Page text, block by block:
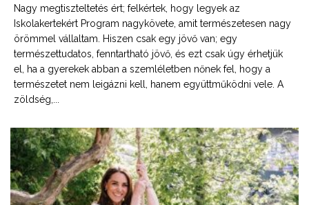
Nagy megtiszteltetés ért; felkértek, hogy legyek az
Iskolakertekért Program nagykövete, amit természetesen nagy
örömmel vállaltam. Hiszen csak egy jövő van; egy
természettudatos, fenntartható jövő, és ezt csak úgy érhetjük
el, ha a gyerekek abban a szemléletben nőnek fel, hogy a
természetet nem leigázni kell, hanem együttműködni vele. A
zöldség,...